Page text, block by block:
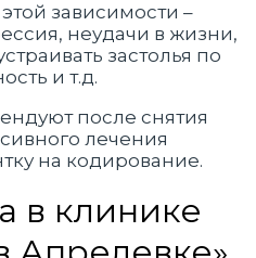
зависимости –
неудачи в жизни,
застолья по
и т.д.
после снятия
лечения
на кодирование.
в клинике